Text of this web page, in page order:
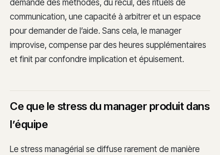
demande des méthodes, du recul, des rituels de
communication, une capacité à arbitrer et un espace
pour demander de l’aide. Sans cela, le manager
improvise, compense par des heures supplémentaires
et finit par confondre implication et épuisement.
Ce que le stress du manager produit dans
l’équipe
Le stress managérial se diffuse rarement de manière